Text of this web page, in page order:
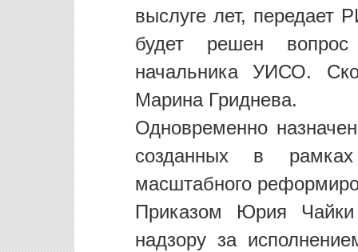
выслуге лет,
будет решен
начальника УИСО.
Марина Гриднева.
Одновременно
созданных в
масштабного
Приказом Юрия
надзору за